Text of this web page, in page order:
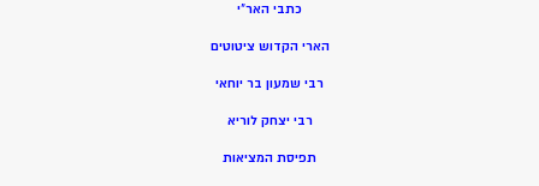
כתבי האר”י
הארי הקדוש ציטוטים
רבי שמעון בר יוחאי
רבי יצחק לוריא
תפיסת המציאות